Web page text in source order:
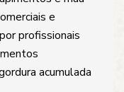
e
profissionais
acumulada